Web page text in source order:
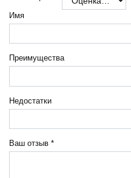
Ваш отзыв *
Имя
Преимущества
Недостатки